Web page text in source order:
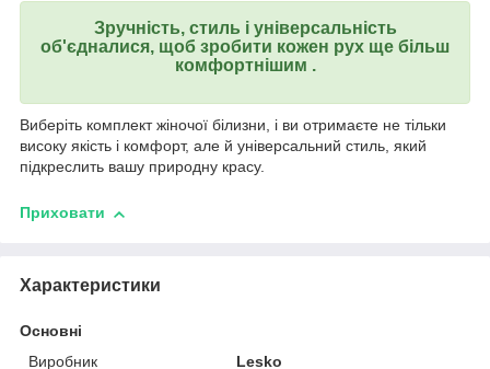
Зручність, стиль і універсальність
об'єдналися, щоб зробити кожен рух ще більш
комфортнішим .
Виберіть комплект жіночої білизни, і ви отримаєте не тільки
високу якість і комфорт, але й універсальний стиль, який
підкреслить вашу природну красу.
Приховати
Характеристики
Основні
Виробник
Lesko